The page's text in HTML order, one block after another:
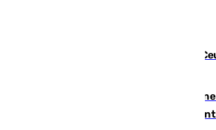
La Armada suma cuatro buques en
Guardia Civil y RFEF trabajan de
en el caso de las estafas de ventas de